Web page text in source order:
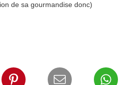
de sa gourmandise donc)